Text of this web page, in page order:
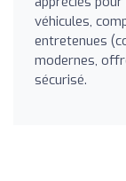
véhicules,
entretenues
modernes,
sécurisé.